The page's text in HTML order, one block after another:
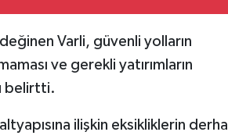
Varli, güvenli yolların
ve gerekli yatırımların
belirtti.
ilişkin eksikliklerin derhal